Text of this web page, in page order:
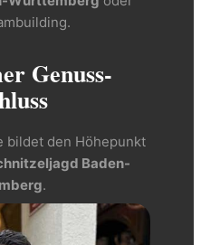
Genuss-
bildet den Höhepunkt
Baden-
.